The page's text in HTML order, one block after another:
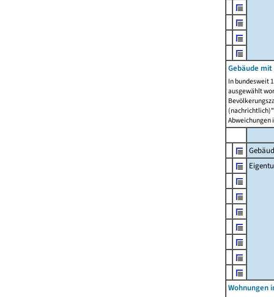
Gebäude
In bundesweit
ausgewählt
Abweichungen
Wohnungen